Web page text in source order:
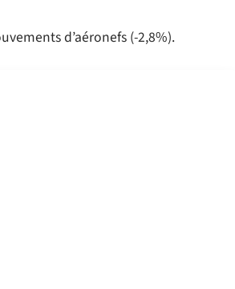
d’aéronefs (-2,8%).